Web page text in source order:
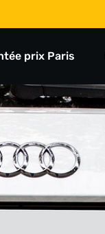
prix Paris